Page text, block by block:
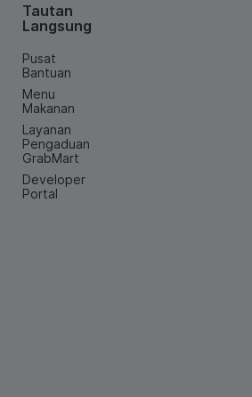
Tautan
Langsung
Pusat
Bantuan
Menu
Makanan
Layanan
Pengaduan
GrabMart
Developer
Portal